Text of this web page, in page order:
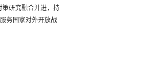
研究融合并进，持
务国家对外开放战